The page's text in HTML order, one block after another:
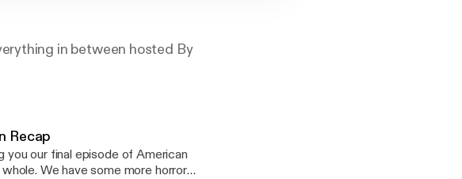
in between hosted By
Recap
you our final episode of American
horror